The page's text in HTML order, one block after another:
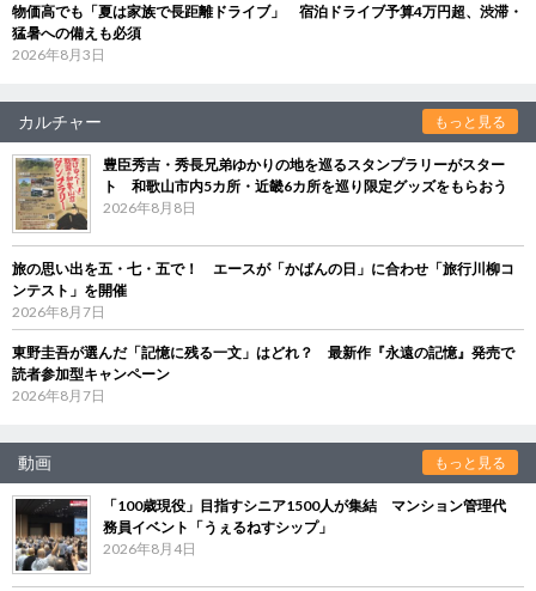
物価高でも「夏は家族で長距離ドライブ」 宿泊ドライブ予算4万円超、渋滞・
猛暑への備えも必須
2026年8月3日
カルチャー もっと見る
豊臣秀吉・秀長兄弟ゆかりの地を巡るスタンプラリーがスター
ト 和歌山市内5カ所・近畿6カ所を巡り限定グッズをもらおう
2026年8月8日
旅の思い出を五・七・五で！ エースが「かばんの日」に合わせ「旅行川柳コ
ンテスト」を開催
2026年8月7日
東野圭吾が選んだ「記憶に残る一文」はどれ？ 最新作『永遠の記憶』発売で
読者参加型キャンペーン
2026年8月7日
動画 もっと見る
「100歳現役」目指すシニア1500人が集結 マンション管理代
務員イベント「うぇるねすシップ」
2026年8月4日